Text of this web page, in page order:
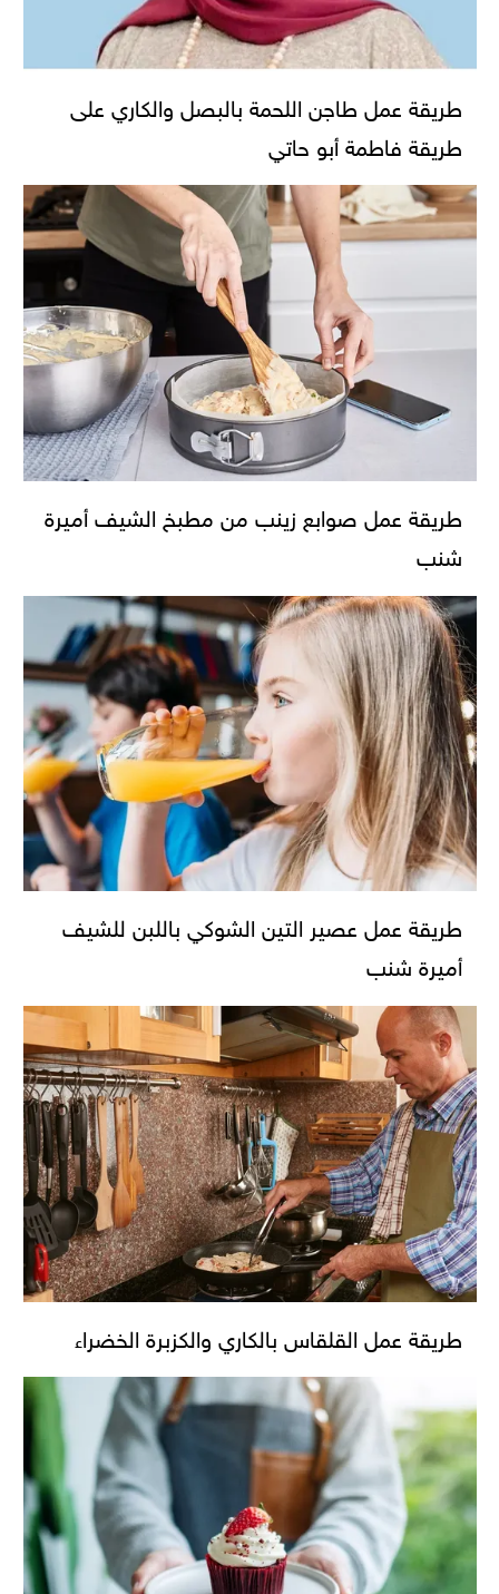
طريقة عمل طاجن اللحمة بالبصل والكاري على
طريقة فاطمة أبو حاتي
طريقة عمل صوابع زينب من مطبخ الشيف أميرة
شنب
طريقة عمل عصير التين الشوكي باللبن للشيف
أميرة شنب
طريقة عمل القلقاس بالكاري والكزبرة الخضراء